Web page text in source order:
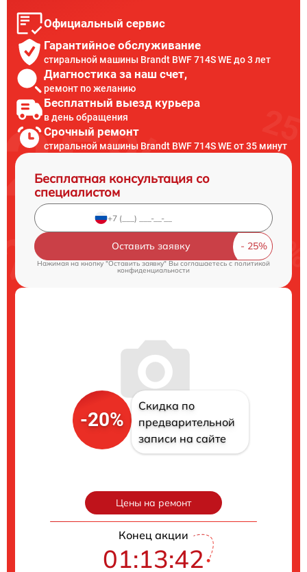
Официальный сервис
Гарантийное обслуживание
стиральной машины Brandt BWF 714S WE до 3 лет
Диагностика за наш счет,
ремонт по желанию
Бесплатный выезд курьера
в день обращения
Срочный ремонт
стиральной машины Brandt BWF 714S WE от 35 минут
Бесплатная консультация со
специалистом
Оставить заявку
Нажимая на кнопку "Оставить заявку" Вы соглашаетесь cполитикой
конфиденциальности
-20%
Скидка по
предварительной
записи на сайте
Цены на ремонт
Конец акции
01:13:41